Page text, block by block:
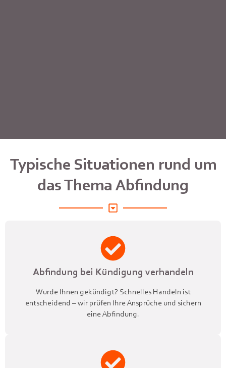
Typische Situationen rund um
das Thema Abfindung
Abfindung bei Kündigung verhandeln
Wurde Ihnen gekündigt? Schnelles Handeln ist
entscheidend – wir prüfen Ihre Ansprüche und sichern
eine Abfindung.